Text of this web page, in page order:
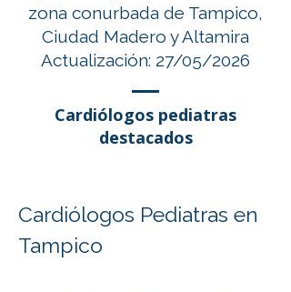
zona conurbada de Tampico,
Ciudad Madero y Altamira
Actualización: 27/05/2026
Cardiólogos pediatras
destacados
Cardiólogos Pediatras en
Tampico